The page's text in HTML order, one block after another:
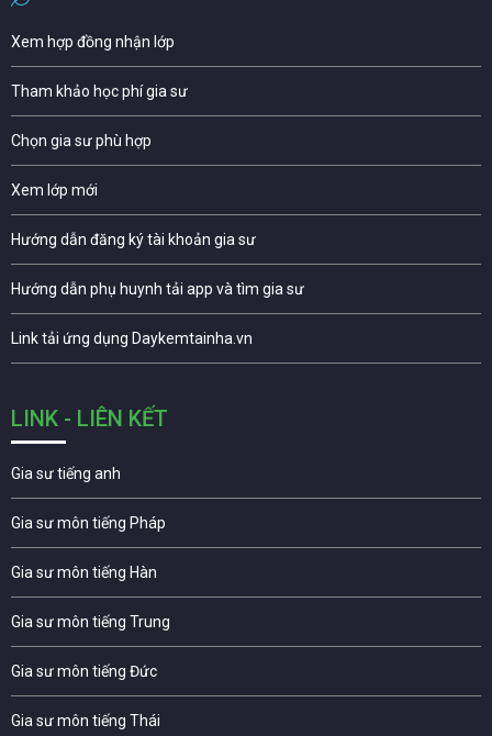
Xem hợp đồng nhận lớp
Tham khảo học phí gia sư
Chọn gia sư phù hợp
Xem lớp mới
Hướng dẫn đăng ký tài khoản gia sư
Hướng dẫn phụ huynh tải app và tìm gia sư
Link tải ứng dụng Daykemtainha.vn
LINK - LIÊN KẾT
Gia sư tiếng anh
Gia sư môn tiếng Pháp
Gia sư môn tiếng Hàn
Gia sư môn tiếng Trung
Gia sư môn tiếng Đức
Gia sư môn tiếng Thái